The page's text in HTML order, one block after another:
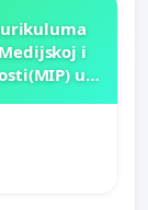
i
u
kros-
više